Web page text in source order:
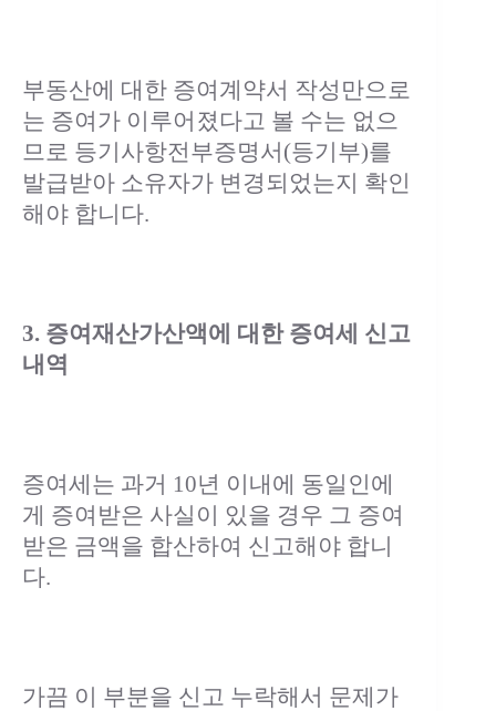
부동산에 대한 증여계약서 작성만으로
는 증여가 이루어졌다고 볼 수는 없으
므로 등기사항전부증명서(등기부)를
발급받아 소유자가 변경되었는지 확인
해야 합니다.
3. 증여재산가산액에 대한 증여세 신고
내역
증여세는 과거 10년 이내에 동일인에
게 증여받은 사실이 있을 경우 그 증여
받은 금액을 합산하여 신고해야 합니
다.
가끔 이 부분을 신고 누락해서 문제가